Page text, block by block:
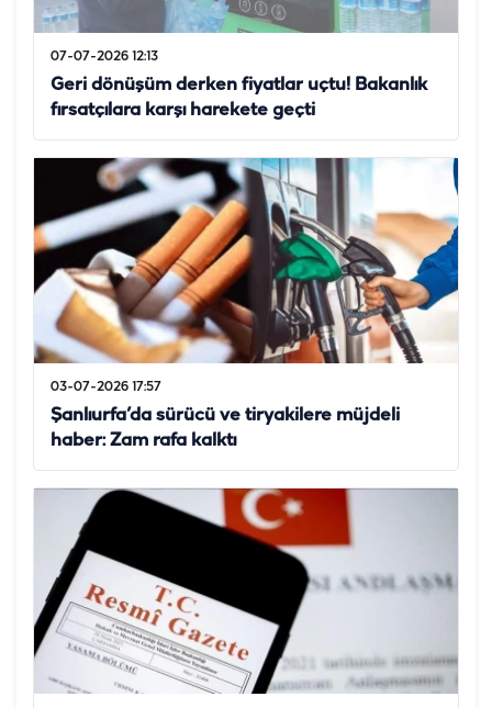
07-07-2026 12:13
Geri dönüşüm derken fiyatlar uçtu! Bakanlık
fırsatçılara karşı harekete geçti
03-07-2026 17:57
Şanlıurfa’da sürücü ve tiryakilere müjdeli
haber: Zam rafa kalktı